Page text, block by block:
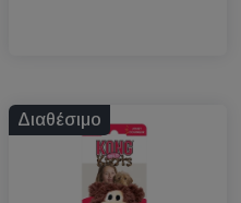
Διαθέσιμο